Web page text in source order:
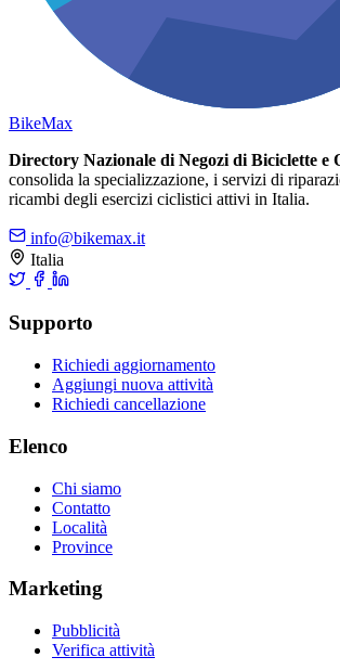
BikeMax
Directory Nazionale di Negozi di Biciclette e
consolida la specializzazione, i servizi di
ricambi degli esercizi ciclistici attivi in Italia.
info@bikemax.it
Italia
Supporto
Richiedi aggiornamento
Aggiungi nuova attività
Richiedi cancellazione
Elenco
Chi siamo
Contatto
Località
Province
Marketing
Pubblicità
Verifica attività